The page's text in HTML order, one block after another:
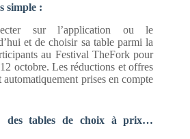
simple :
sur l’application ou le
et de choisir sa table parmi la
au Festival TheFork pour
octobre. Les réductions et offres
automatiquement prises en compte
des tables de choix à prix…